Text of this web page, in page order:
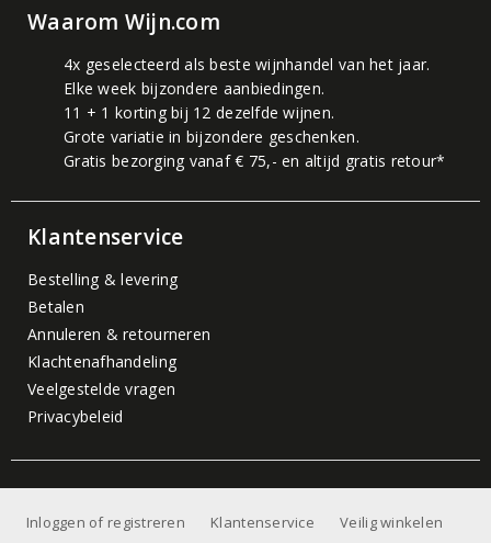
Waarom Wijn.com
4x geselecteerd als beste wijnhandel van het jaar.
Elke week bijzondere aanbiedingen.
11 + 1 korting bij 12 dezelfde wijnen.
Grote variatie in bijzondere geschenken.
Gratis bezorging vanaf € 75,- en altijd gratis retour*
Klantenservice
Bestelling & levering
Betalen
Annuleren & retourneren
Klachtenafhandeling
Veelgestelde vragen
Privacybeleid
Inloggen of registreren Klantenservice Veilig winkelen